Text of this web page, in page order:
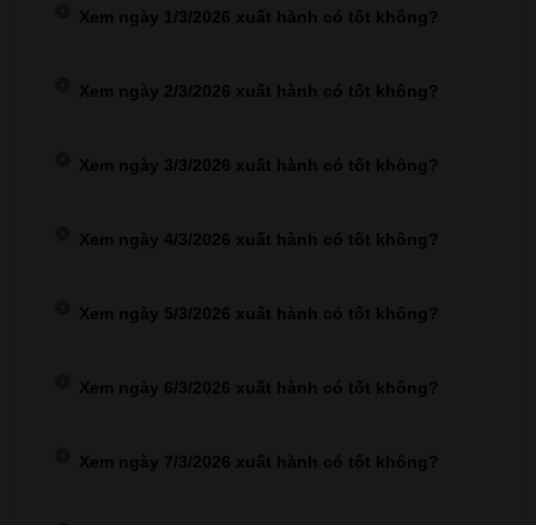
Xem ngày 1/3/2026 xuất hành có tốt không?
Xem ngày 2/3/2026 xuất hành có tốt không?
Xem ngày 3/3/2026 xuất hành có tốt không?
Xem ngày 4/3/2026 xuất hành có tốt không?
Xem ngày 5/3/2026 xuất hành có tốt không?
Xem ngày 6/3/2026 xuất hành có tốt không?
Xem ngày 7/3/2026 xuất hành có tốt không?